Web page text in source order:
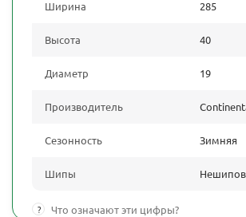
Ширина 285
Высота 40
Диаметр 19
Производитель
Сезонность Зимняя
Шипы
? Что означают эти цифры?